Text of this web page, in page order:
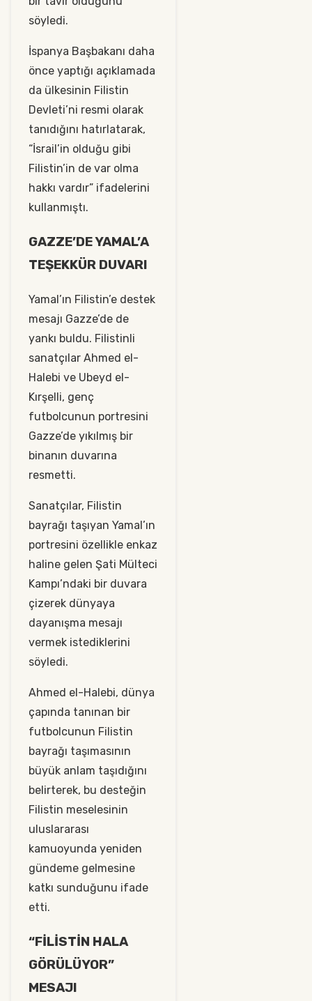
söyledi.
İspanya Başbakanı daha
önce yaptığı açıklamada
da ülkesinin Filistin
Devleti’ni resmi olarak
tanıdığını hatırlatarak,
“İsrail’in olduğu gibi
Filistin’in de var olma
hakkı vardır” ifadelerini
kullanmıştı.
GAZZE’DE YAMAL’A
TEŞEKKÜR DUVARI
Yamal’ın Filistin’e destek
mesajı Gazze’de de
yankı buldu. Filistinli
sanatçılar Ahmed el-
Halebi ve Ubeyd el-
Kırşelli, genç
futbolcunun portresini
Gazze’de yıkılmış bir
binanın duvarına
resmetti.
Sanatçılar, Filistin
bayrağı taşıyan Yamal’ın
portresini özellikle enkaz
haline gelen Şati Mülteci
Kampı’ndaki bir duvara
çizerek dünyaya
dayanışma mesajı
vermek istediklerini
söyledi.
Ahmed el-Halebi, dünya
çapında tanınan bir
futbolcunun Filistin
bayrağı taşımasının
büyük anlam taşıdığını
belirterek, bu desteğin
Filistin meselesinin
uluslararası
kamuoyunda yeniden
gündeme gelmesine
katkı sunduğunu ifade
etti.
“FİLİSTİN HALA
GÖRÜLÜYOR”
MESAJI